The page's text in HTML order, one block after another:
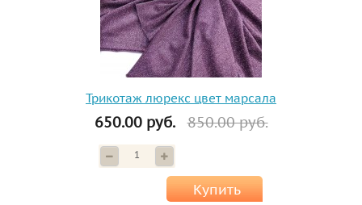
Трикотаж люрекс цвет марсала
650.00 руб. 850.00 руб.
Купить